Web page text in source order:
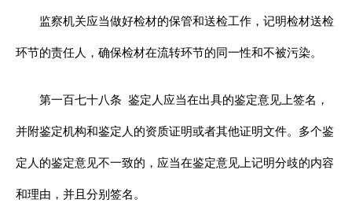
监察机关应当做好检材的保管和送检工作，记明检材送检
环节的责任人，确保检材在流转环节的同一性和不被污染。
第一百七十八条 鉴定人应当在出具的鉴定意见上签名，
并附鉴定机构和鉴定人的资质证明或者其他证明文件。多个鉴
定人的鉴定意见不一致的，应当在鉴定意见上记明分歧的内容
和理由，并且分别签名。